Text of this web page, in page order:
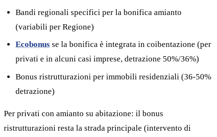
Bandi regionali specifici per la bonifica amianto
(variabili per Regione)
Ecobonus se la bonifica è integrata in coibentazione (per
privati e in alcuni casi imprese, detrazione 50%/36%)
Bonus ristrutturazioni per immobili residenziali (36-50%
detrazione)
Per privati con amianto su abitazione: il bonus
ristrutturazioni resta la strada principale (intervento di